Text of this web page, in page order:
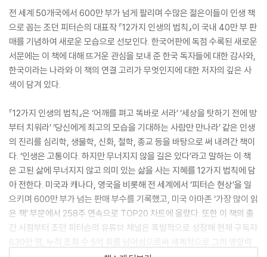
전 세계 50개국에서 600만 부가 넘게 팔리며 수많은 젊은이들이 인생 책
으로 꼽는 조던 피터슨의 대표작 『12가지 인생의 법칙』이 국내 40만 부 판
매를 기념하여 새로운 모습으로 선보인다. 한국어판에 독점 수록된 새로운
서문에는 이 책에 대해 뜨거운 관심을 보내 준 한국 독자들에 대한 감사와,
한국이라는 나라와 이 책의 연결 고리가 무엇인지에 대한 저자의 깊은 사
색이 담겨 있다.
『12가지 인생의 법칙』은 ‘어깨를 펴고 똑바로 서라’ ‘세상을 탓하기 전에 방
부터 치워라’ ‘당신에게 최고의 모습을 기대하는 사람만 만나라’ 같은 인생
의 진리를 심리학, 생물학, 신화, 철학, 종교 등을 바탕으로 써 내려간 책이
다. ‘인생은 고통이다. 하지만 무너지지 않을 길은 있다’라고 말하는 이 책
은 고된 삶에 무너지지 않고 의미 있는 삶을 사는 지혜를 12가지 법칙에 담
아 전한다. 미국과 캐나다, 영국을 비롯해 전 세계에서 ‘피터슨 현상’을 일
으키며 600만 부가 넘는 판매 부수를 기록했고, 미국 아마존 ‘가장 많이 읽
은 책’ 부문에서 258주 연속으로 TOP20 차트에 올랐다. 또한 이 책의 출
간 시점부터 조던 피터슨의 유튜브 채널은 폭발적으로 성장해 현재 구독자
630만 명, 누적 조회 수 5억 회를 넘어섬으로써 세계적으로 그의 영향력